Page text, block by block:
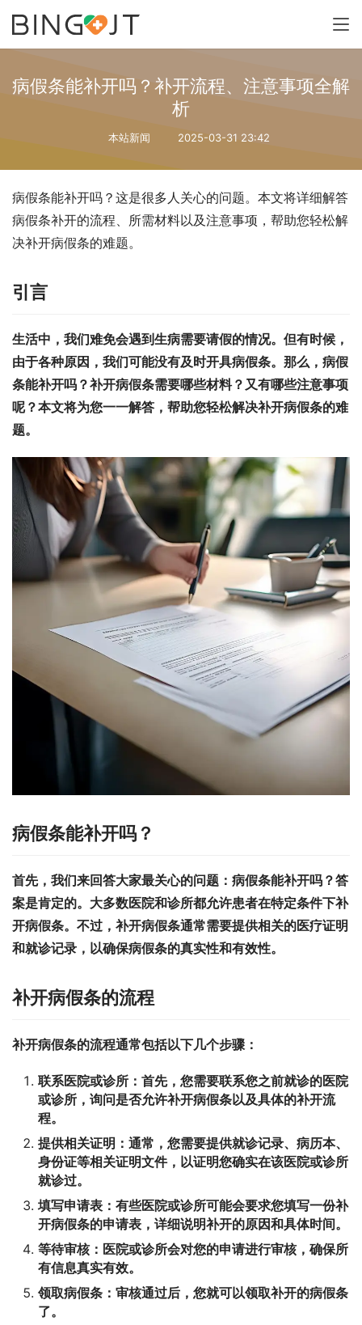
病假条能补开吗？补开流程、注意事项全解
析
本站新闻 2025-03-31 23:42
病假条能补开吗？这是很多人关心的问题。本文将详细解答
病假条补开的流程、所需材料以及注意事项，帮助您轻松解
决补开病假条的难题。
引言
生活中，我们难免会遇到生病需要请假的情况。但有时候，
由于各种原因，我们可能没有及时开具病假条。那么，病假
条能补开吗？补开病假条需要哪些材料？又有哪些注意事项
呢？本文将为您一一解答，帮助您轻松解决补开病假条的难
题。
病假条能补开吗？
首先，我们来回答大家最关心的问题：病假条能补开吗？答
案是肯定的。大多数医院和诊所都允许患者在特定条件下补
开病假条。不过，补开病假条通常需要提供相关的医疗证明
和就诊记录，以确保病假条的真实性和有效性。
补开病假条的流程
补开病假条的流程通常包括以下几个步骤：
联系医院或诊所： 首先，您需要联系您之前就诊的医院
或诊所，询问是否允许补开病假条以及具体的补开流
程。
提供相关证明： 通常，您需要提供就诊记录、病历本、
身份证等相关证明文件，以证明您确实在该医院或诊所
就诊过。
填写申请表： 有些医院或诊所可能会要求您填写一份补
开病假条的申请表，详细说明补开的原因和具体时间。
等待审核： 医院或诊所会对您的申请进行审核，确保所
有信息真实有效。
领取病假条： 审核通过后，您就可以领取补开的病假条
了。